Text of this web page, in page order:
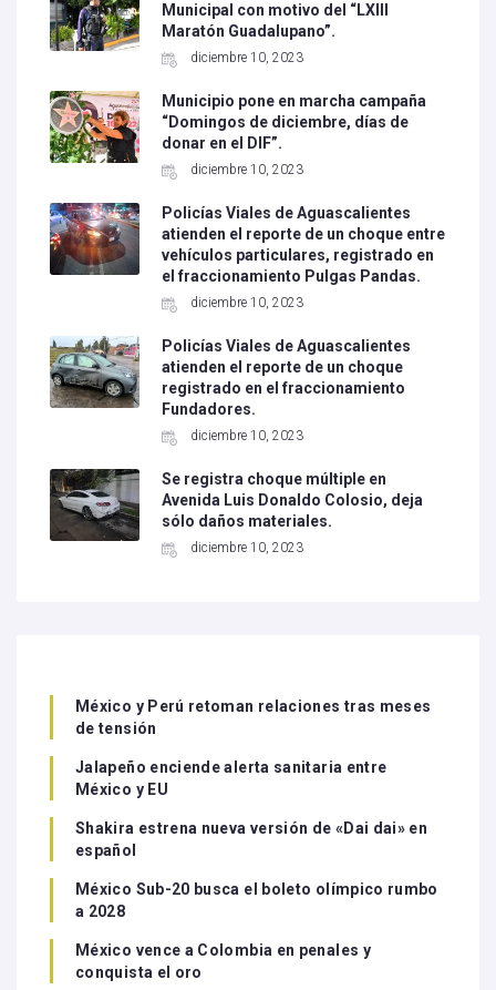
Municipal con motivo del “LXIII
Maratón Guadalupano”.
diciembre 10, 2023
Municipio pone en marcha campaña
“Domingos de diciembre, días de
donar en el DIF”.
diciembre 10, 2023
Policías Viales de Aguascalientes
atienden el reporte de un choque entre
vehículos particulares, registrado en
el fraccionamiento Pulgas Pandas.
diciembre 10, 2023
Policías Viales de Aguascalientes
atienden el reporte de un choque
registrado en el fraccionamiento
Fundadores.
diciembre 10, 2023
Se registra choque múltiple en
Avenida Luis Donaldo Colosio, deja
sólo daños materiales.
diciembre 10, 2023
México y Perú retoman relaciones tras meses
de tensión
Jalapeño enciende alerta sanitaria entre
México y EU
Shakira estrena nueva versión de «Dai dai» en
español
México Sub-20 busca el boleto olímpico rumbo
a 2028
México vence a Colombia en penales y
conquista el oro